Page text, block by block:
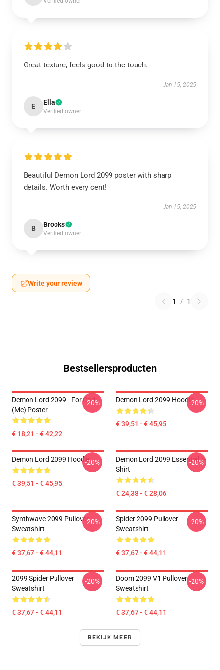
Great texture, feels good to the touch.
Jan 15, 2025
E Ella
Verified owner
Beautiful Demon Lord 2099 poster with sharp
details. Worth every cent!
Jan 15, 2025
B Brooks
Verified owner
Write your review
1 / 1
Bestsellersproducten
Demon Lord 2099 - For Cari
(me) Poster
€ 18,21 - € 42,22
-20% Demon Lord 2099 Hoodie
€ 39,51 - € 45,95
-20%
Demon Lord 2099 Hoodie
€ 39,51 - € 45,95
-20%
Demon Lord 2099 Essential T-
Shirt
€ 24,38 - € 28,06
-20%
Synthwave 2099 Pullover
Sweatshirt
€ 37,67 - € 44,11
-20%
Spider 2099 Pullover
Sweatshirt
€ 37,67 - € 44,11
-20%
2099 Spider Pullover
Sweatshirt
€ 37,67 - € 44,11
-20%
Doom 2099 V1 Pullover
Sweatshirt
€ 37,67 - € 44,11
-20%
BEKIJK MEER